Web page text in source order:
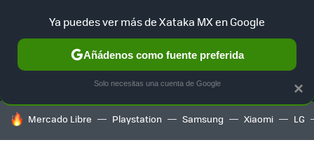
MENÚ NUEVO
GAMING HOME AUTO
HOY SE HABLA DE
Mercado Libre Playstation Samsung Xiaomi LG
×
Ya puedes ver más de Xataka MX en Google
Añádenos como fuente preferida
Solo necesitas una cuenta de Google